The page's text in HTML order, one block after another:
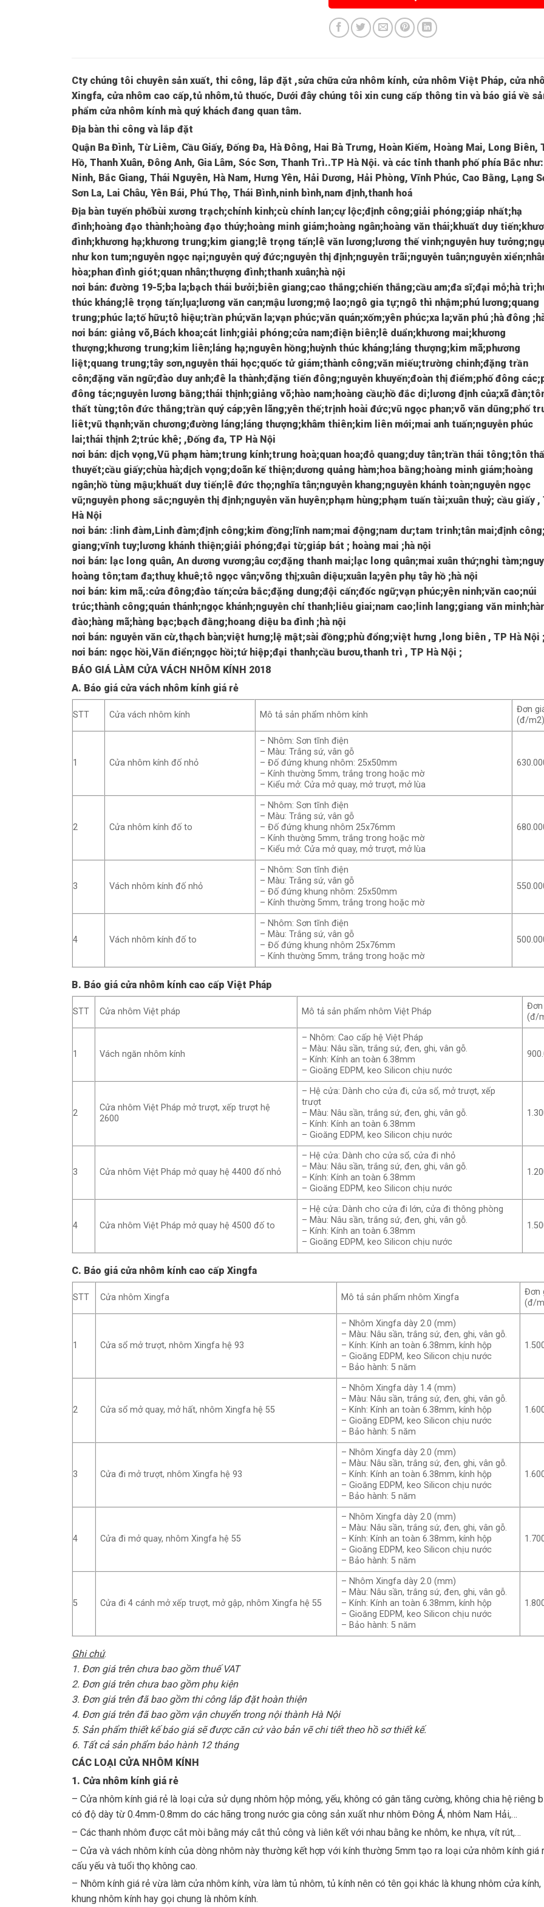
Cty chúng tôi chuyên sản xuất, thi công, lắp đặt ,sửa chữa cửa nhôm kính, cửa nhôm Việt Pháp, cửa
Xingfa, cửa nhôm cao cấp,tủ nhôm,tủ thuốc, Dưới đây chúng tôi xin cung cấp thông tin và báo giá về
phẩm cửa nhôm kính mà quý khách đang quan tâm.
Địa bàn thi công và lắp đặt
Quận Ba Đình, Từ Liêm, Cầu Giấy, Đống Đa, Hà Đông, Hai Bà Trưng, Hoàn Kiếm, Hoàng Mai, Long Biên,
Hồ, Thanh Xuân, Đông Anh, Gia Lâm, Sóc Sơn, Thanh Trì..TP Hà Nội. và các tỉnh thanh phố phía Bắc
Ninh, Bắc Giang, Thái Nguyên, Hà Nam, Hưng Yên, Hải Dương, Hải Phòng, Vĩnh Phúc, Cao Bằng, Lạng
Sơn La, Lai Châu, Yên Bái, Phú Thọ, Thái Bình,ninh bình,nam định,thanh hoá
Địa bàn tuyến phốbùi xương trạch;chính kinh;cù chính lan;cự lộc;định công;giải phóng;giáp nhất;hạ
đình;hoàng đạo thành;hoàng đạo thúy;hoàng minh giám;hoàng ngân;hoàng văn thái;khuất duy
đình;khương hạ;khương trung;kim giang;lê trọng tấn;lê văn lương;lương thế vinh;nguyễn huy
như kon tum;nguyễn ngọc nại;nguyễn quý đức;nguyễn thị định;nguyễn trãi;nguyễn tuân;nguyễn
hòa;phan đình giót;quan nhân;thượng đình;thanh xuân;hà nội
nơi bán: đường 19-5;ba la;bạch thái bưởi;biên giang;cao thắng;chiến thắng;cầu am;đa sĩ;đại mỗ;hà
thúc kháng;lê trọng tấn;lụa;lương văn can;mậu lương;mộ lao;ngô gia tự;ngô thì nhậm;phú lương;quang
trung;phúc la;tố hữu;tô hiệu;trần phú;văn la;vạn phúc;văn quán;xốm;yên phúc;xa la;văn phú ;hà đông
nơi bán: giảng võ,Bách khoa;cát linh;giải phóng;cửa nam;điện biên;lê duẩn;khương mai;khương
thượng;khương trung;kim liên;láng hạ;nguyên hồng;huỳnh thúc kháng;láng thượng;kim mã;phương
liệt;quang trung;tây sơn,nguyễn thái học;quốc tử giám;thành công;văn miếu;trường chinh;đặng trần
côn;đặng văn ngữ;đào duy anh;đê la thành;đặng tiến đông;nguyễn khuyến;đoàn thị điểm;phố đông
đông tác;nguyễn lương bằng;thái thịnh;giảng võ;hào nam;hoàng cầu;hồ đắc di;lương định của;xã
thất tùng;tôn đức thắng;trần quý cáp;yên lãng;yên thế;trịnh hoài đức;vũ ngọc phan;võ văn dũng;phố
liêt;vũ thạnh;văn chương;đường láng;láng thượng;khâm thiên;kim liên mới;mai anh tuấn;nguyễn phúc
lai;thái thịnh 2;trúc khê; ,Đống đa, TP Hà Nội
nơi bán: dịch vọng,Vũ phạm hàm;trung kính;trung hoà;quan hoa;đỗ quang;duy tân;trần thái tông;tôn
thuyết;cầu giấy;chùa hà;dịch vọng;doãn kế thiện;dương quảng hàm;hoa bằng;hoàng minh giám;hoàng
ngân;hồ tùng mậu;khuất duy tiến;lê đức thọ;nghĩa tân;nguyễn khang;nguyễn khánh toàn;nguyễn ngọc
vũ;nguyễn phong sắc;nguyễn thị định;nguyễn văn huyên;phạm hùng;phạm tuấn tài;xuân thuỷ; cầu giấy ,
Hà Nội
nơi bán: :linh đàm,Linh đàm;định công;kim đồng;lĩnh nam;mai động;nam dư;tam trinh;tân mai;định
giang;vĩnh tuy;lương khánh thiện;giải phóng;đại từ;giáp bát ; hoàng mai ;hà nội
nơi bán: lạc long quân, An dương vương;âu cơ;đặng thanh mai;lạc long quân;mai xuân thứ;nghi
hoàng tôn;tam đa;thuỵ khuê;tô ngọc vân;võng thị;xuân diệu;xuân la;yên phụ tây hồ ;hà nội
nơi bán: kim mã,:cửa đông;đào tấn;cửa bắc;đặng dung;đội cấn;đốc ngữ;vạn phúc;yên ninh;văn cao;núi
trúc;thành công;quán thánh;ngọc khánh;nguyễn chí thanh;liễu giai;nam cao;linh lang;giang văn
đào;hàng mã;hàng bạc;bạch đằng;hoang diệu ba đình ;hà nội
nơi bán: nguyễn văn cừ,thạch bàn;việt hưng;lệ mật;sài đồng;phù đổng;việt hưng ,long biên , TP Hà Nội ;
nơi bán: ngọc hồi,Văn điển;ngọc hồi;tứ hiệp;đại thanh;cầu bươu,thanh trì , TP Hà Nội ;
BÁO GIÁ LÀM CỬA VÁCH NHÔM KÍNH 2018
A. Báo giá cửa vách nhôm kính giá rẻ
STT Cửa vách nhôm kính Mô tả sản phẩm nhôm kính
Đơn
(đ/m2)
1 Cửa nhôm kính đố nhỏ
– Nhôm: Sơn tĩnh điện
– Màu: Trắng sứ, vân gỗ
– Đố đứng khung nhôm: 25x50mm
– Kính thường 5mm, trắng trong hoặc mờ
– Kiểu mở: Cửa mở quay, mở trượt, mở lùa
2 Cửa nhôm kính đố to
– Nhôm: Sơn tĩnh điện
– Màu: Trắng sứ, vân gỗ
– Đố đứng khung nhôm 25x76mm
– Kính thường 5mm, trắng trong hoặc mờ
– Kiểu mở: Cửa mở quay, mở trượt, mở lùa
3 Vách nhôm kính đố nhỏ
– Nhôm: Sơn tĩnh điện
– Màu: Trắng sứ, vân gỗ
– Đố đứng khung nhôm: 25x50mm
– Kính thường 5mm, trắng trong hoặc mờ
4 Vách nhôm kính đố to
– Nhôm: Sơn tĩnh điện
– Màu: Trắng sứ, vân gỗ
– Đố đứng khung nhôm 25x76mm
– Kính thường 5mm, trắng trong hoặc mờ
B. Báo giá cửa nhôm kính cao cấp Việt Pháp
STT Cửa nhôm Việt pháp Mô tả sản phẩm nhôm Việt Pháp
(đ/
1 Vách ngăn nhôm kính
– Nhôm: Cao cấp hệ Việt Pháp
– Màu: Nâu sần, trắng sứ, đen, ghi, vân gỗ.
– Kính: Kính an toàn 6.38mm
– Gioăng EDPM, keo Silicon chịu nước
2
Cửa nhôm Việt Pháp mở trượt, xếp trượt hệ
2600
– Hệ cửa: Dành cho cửa đi, cửa sổ, mở trượt, xếp
trượt
– Màu: Nâu sần, trắng sứ, đen, ghi, vân gỗ.
– Kính: Kính an toàn 6.38mm
– Gioăng EDPM, keo Silicon chịu nước
3 Cửa nhôm Việt Pháp mở quay hệ 4400 đố nhỏ
– Hệ cửa: Dành cho cửa sổ, cửa đi nhỏ
– Màu: Nâu sần, trắng sứ, đen, ghi, vân gỗ.
– Kính: Kính an toàn 6.38mm
– Gioăng EDPM, keo Silicon chịu nước
4 Cửa nhôm Việt Pháp mở quay hệ 4500 đố to
– Hệ cửa: Dành cho cửa đi lớn, cửa đi thông phòng
– Màu: Nâu sần, trắng sứ, đen, ghi, vân gỗ.
– Kính: Kính an toàn 6.38mm
– Gioăng EDPM, keo Silicon chịu nước
C. Báo giá cửa nhôm kính cao cấp Xingfa
STT Cửa nhôm Xingfa Mô tả sản phẩm nhôm Xingfa
Đơn
(đ/
1 Cửa sổ mở trượt, nhôm Xingfa hệ 93
– Nhôm Xingfa dày 2.0 (mm)
– Màu: Nâu sần, trắng sứ, đen, ghi, vân gỗ.
– Kính: Kính an toàn 6.38mm, kính hộp
– Gioăng EDPM, keo Silicon chịu nước
– Bảo hành: 5 năm
2 Cửa sổ mở quay, mở hất, nhôm Xingfa hệ 55
– Nhôm Xingfa dày 1.4 (mm)
– Màu: Nâu sần, trắng sứ, đen, ghi, vân gỗ.
– Kính: Kính an toàn 6.38mm, kính hộp
– Gioăng EDPM, keo Silicon chịu nước
– Bảo hành: 5 năm
3 Cửa đi mở trượt, nhôm Xingfa hệ 93
– Nhôm Xingfa dày 2.0 (mm)
– Màu: Nâu sần, trắng sứ, đen, ghi, vân gỗ.
– Kính: Kính an toàn 6.38mm, kính hộp
– Gioăng EDPM, keo Silicon chịu nước
– Bảo hành: 5 năm
4 Cửa đi mở quay, nhôm Xingfa hệ 55
– Nhôm Xingfa dày 2.0 (mm)
– Màu: Nâu sần, trắng sứ, đen, ghi, vân gỗ.
– Kính: Kính an toàn 6.38mm, kính hộp
– Gioăng EDPM, keo Silicon chịu nước
– Bảo hành: 5 năm
5 Cửa đi 4 cánh mở xếp trượt, mở gập, nhôm Xingfa hệ 55
– Nhôm Xingfa dày 2.0 (mm)
– Màu: Nâu sần, trắng sứ, đen, ghi, vân gỗ.
– Kính: Kính an toàn 6.38mm, kính hộp
– Gioăng EDPM, keo Silicon chịu nước
– Bảo hành: 5 năm
Ghi chú:
1. Đơn giá trên chưa bao gồm thuế VAT
2. Đơn giá trên chưa bao gồm phụ kiện
3. Đơn giá trên đã bao gồm thi công lắp đặt hoàn thiện
4. Đơn giá trên đã bao gồm vận chuyển trong nội thành Hà Nội
5. Sản phẩm thiết kế báo giá sẽ được căn cứ vào bản vẽ chi tiết theo hồ sơ thiết kế.
6. Tất cả sản phẩm bảo hành 12 tháng
CÁC LOẠI CỬA NHÔM KÍNH
1. Cửa nhôm kính giá rẻ
– Cửa nhôm kính giá rẻ là loại cửa sử dụng nhôm hộp mỏng, yếu, không có gân tăng cường, không chia hệ riêng
có độ dày từ 0.4mm-0.8mm do các hãng trong nước gia công sản xuất như nhôm Đông Á, nhôm Nam Hải,…
– Các thanh nhôm được cắt mòi bằng máy cắt thủ công và liên kết với nhau bằng ke nhôm, ke nhựa, vít rút,…
– Cửa và vách nhôm kính của dòng nhôm này thường kết hợp với kính thường 5mm tạo ra loại cửa nhôm kính giá
cấu yếu và tuổi thọ không cao.
– Nhôm kính giá rẻ vừa làm cửa nhôm kính, vừa làm tủ nhôm, tủ kính nên có tên gọi khác là khung nhôm cửa kính,
khung nhôm kính hay gọi chung là nhôm kính.